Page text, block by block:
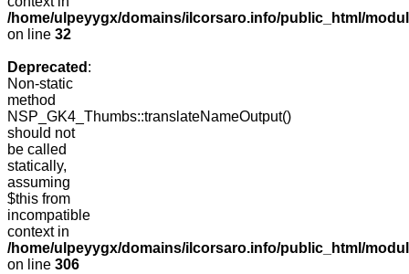
/home/ulpeyygx/domains/ilcorsaro.info/public_html/
on line 32
Deprecated :
Non-static
method
NSP_GK4_Thumbs::translateNameOutput()
should not
be called
statically,
assuming
$this from
incompatible
context in
/home/ulpeyygx/domains/ilcorsaro.info/public_html/
on line 306